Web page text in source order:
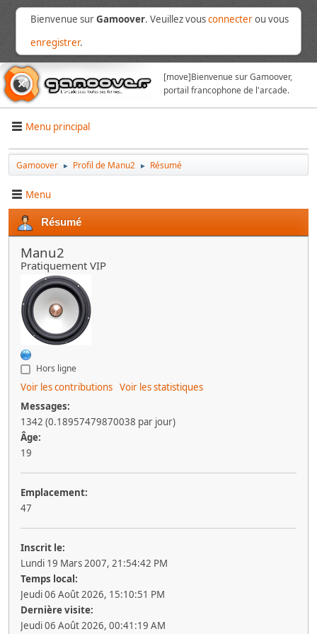
Bienvenue surGamoover. Veuillez vousconnecterou vous
enregistrer.
[move]Bienvenue sur Gamoover,
portail francophone de l'arcade.
Menu principal
Gamoover ► Profil de Manu2 ► Résumé
Menu
Résumé
Manu2
Pratiquement VIP
Hors ligne
Voir les contributions Voir les statistiques
Messages:
1342 (0.18957479870038 par jour)
Âge:
19
Emplacement:
47
Inscrit le:
Lundi 19 Mars 2007, 21:54:42 PM
Temps local:
Jeudi 06 Août 2026, 15:10:51 PM
Dernière visite:
Jeudi 06 Août 2026, 00:41:19 AM